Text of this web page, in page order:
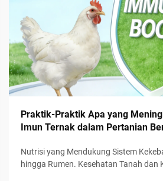
Praktik-Praktik Apa yang
Imun Ternak dalam Pertanian
Nutrisi yang Mendukung Sistem
hingga Rumen. Kesehatan Tanah dan